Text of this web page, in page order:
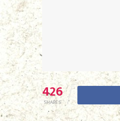
426
SHARES